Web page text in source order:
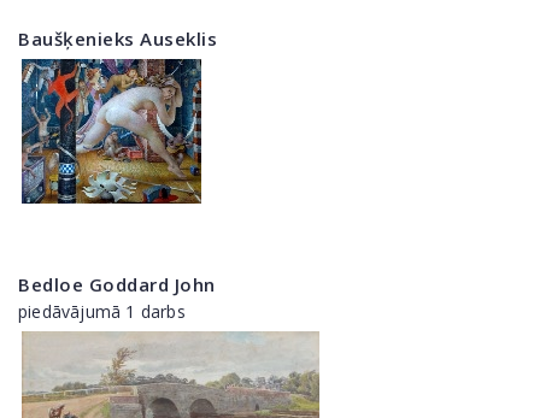
Baušķenieks Auseklis
Bedloe Goddard John
piedāvājumā 1 darbs